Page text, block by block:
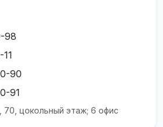
98
90
91
70, цокольный этаж; 6 офис